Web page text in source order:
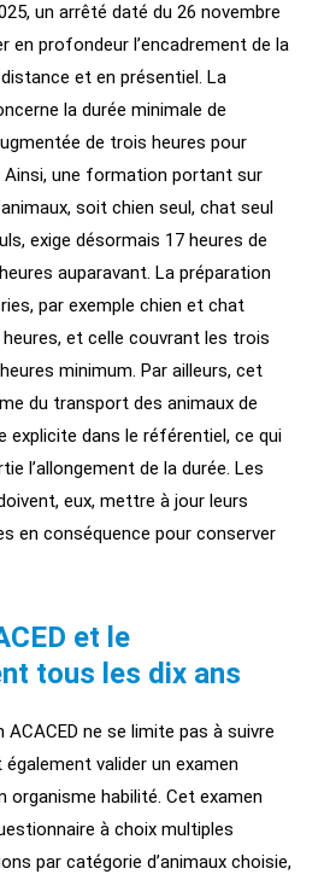
un arrêté daté du 26 novembre
en profondeur l’encadrement de la
et en présentiel. La
la durée minimale de
de trois heures pour
une formation portant sur
soit chien seul, chat seul
exige désormais 17 heures de
auparavant. La préparation
par exemple chien et chat
et celle couvrant les trois
minimum. Par ailleurs, cet
du transport des animaux de
explicite dans le référentiel, ce qui
l’allongement de la durée. Les
eux, mettre à jour leurs
en conséquence pour conserver
et le
tous les dix ans
ne se limite pas à suivre
valider un examen
organisme habilité. Cet examen
à choix multiples
par catégorie d’animaux choisie,